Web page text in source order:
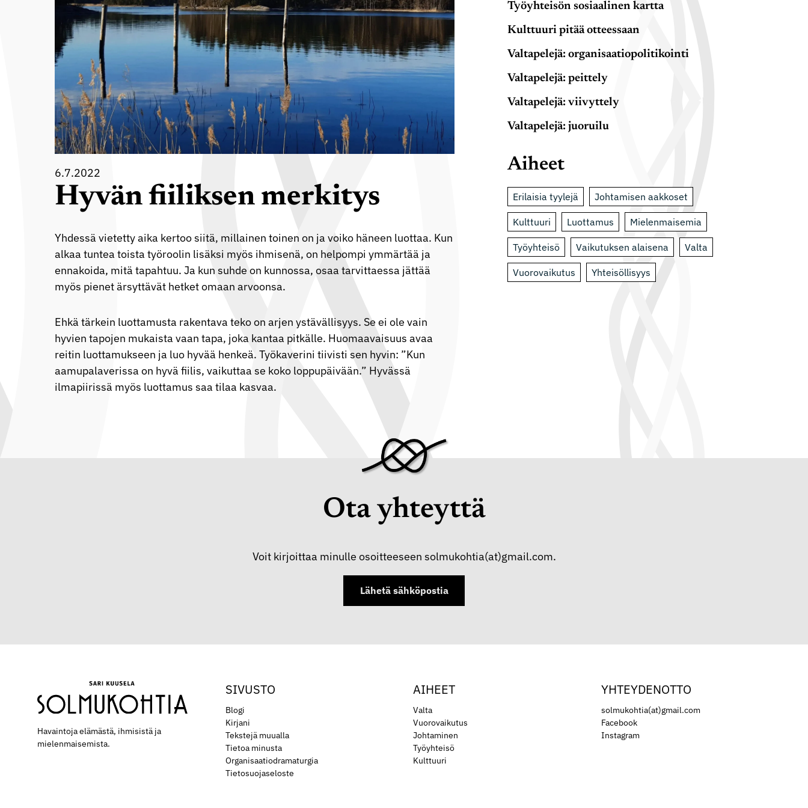
6.7.2022
Hyvän fiiliksen merkitys
Yhdessä vietetty aika kertoo siitä, millainen toinen on ja voiko häneen luottaa. Kun
alkaa tuntea toista työroolin lisäksi myös ihmisenä, on helpompi ymmärtää ja
ennakoida, mitä tapahtuu. Ja kun suhde on kunnossa, osaa tarvittaessa jättää
myös pienet ärsyttävät hetket omaan arvoonsa.
Ehkä tärkein luottamusta rakentava teko on arjen ystävällisyys. Se ei ole vain
hyvien tapojen mukaista vaan tapa, joka kantaa pitkälle. Huomaavaisuus avaa
reitin luottamukseen ja luo hyvää henkeä. Työkaverini tiivisti sen hyvin: ”Kun
aamupalaverissa on hyvä fiilis, vaikuttaa se koko loppupäivään.” Hyvässä
ilmapiirissä myös luottamus saa tilaa kasvaa.
Työyhteisön sosiaalinen kartta
Kulttuuri pitää otteessaan
Valtapelejä: organisaatiopolitikointi
Valtapelejä: peittely
Valtapelejä: viivyttely
Valtapelejä: juoruilu
Aiheet
Erilaisia tyylejä Johtamisen aakkoset
Kulttuuri Luottamus Mielenmaisemia
Työyhteisö Vaikutuksen alaisena Valta
Vuorovaikutus Yhteisöllisyys
Ota yhteyttä
Voit kirjoittaa minulle osoitteeseen solmukohtia(at)gmail.com.
Lähetä sähköpostia
Havaintoja elämästä, ihmisistä ja
mielen­maisemista.
SIVUSTO
Blogi
Kirjani
Tekstejä muualla
Tietoa minusta
Organisaatiodramaturgia
Tietosuojaseloste
AIHEET
Valta
Vuorovaikutus
Johtaminen
Työyhteisö
Kulttuuri
YHTEYDENOTTO
solmukohtia(at)gmail.com
Facebook
Instagram